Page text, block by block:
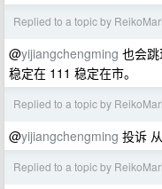
Replied to a topic by ReikoMari
@yijiangchengming 也会
稳定在 111 稳定在市。
Replied to a topic by ReikoMari
@yijiangchengming 投诉
Replied to a topic by ReikoMari